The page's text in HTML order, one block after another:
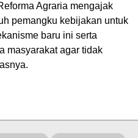
Agraria mengajak
pemangku kebijakan untuk
baru ini serta
masyarakat agar tidak